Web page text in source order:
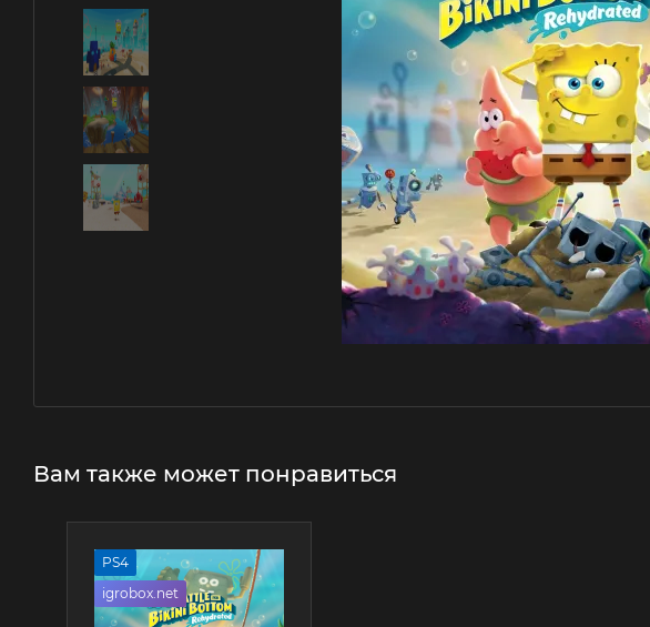
Вам также может понравиться
PS4
igrobox.net